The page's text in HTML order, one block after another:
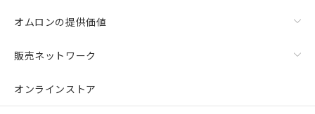
オムロンの提供価値
販売ネットワーク
オンラインストア